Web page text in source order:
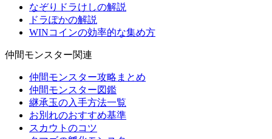
なぞりドラけしの解説
ドラぽかの解説
WINコインの効率的な集め方
仲間モンスター関連
仲間モンスター攻略まとめ
仲間モンスター図鑑
継承玉の入手方法一覧
お別れのおすすめ基準
スカウトのコツ